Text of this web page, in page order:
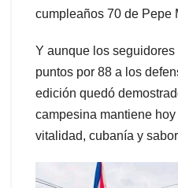
cumpleaños 70 de Pepe
Y aunque los
puntos por 88 a los
edición quedó
campesina mantiene
vitalidad, cubanía y